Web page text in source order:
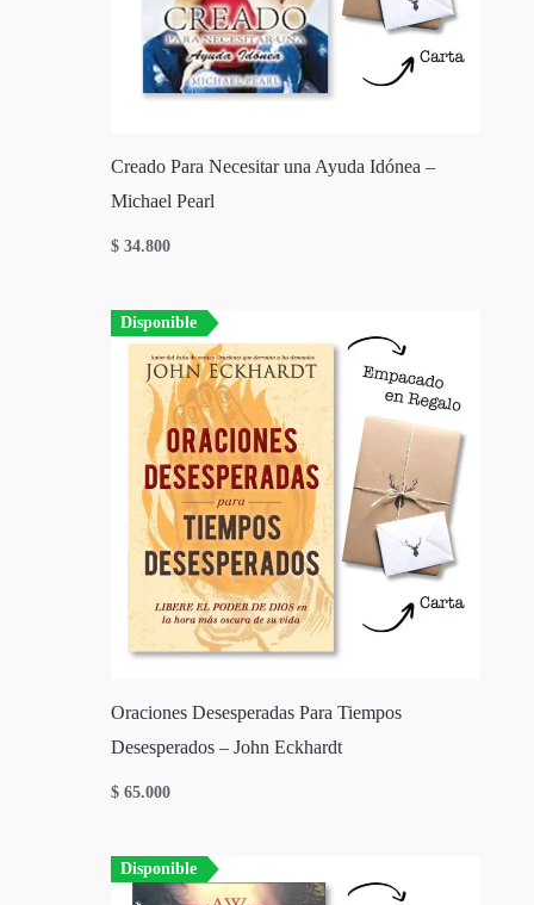
Creado Para Necesitar una Ayuda Idónea –
Michael Pearl
$ 34.800
Disponible
Oraciones Desesperadas Para Tiempos
Desesperados – John Eckhardt
$ 65.000
Disponible